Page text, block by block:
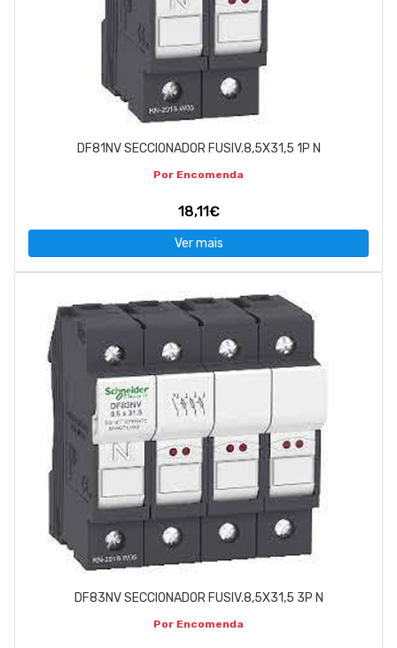
DF81NV SECCIONADOR FUSIV.8,5X31,5 1P N
Por Encomenda
18,11€
Ver mais
DF83NV SECCIONADOR FUSIV.8,5X31,5 3P N
Por Encomenda